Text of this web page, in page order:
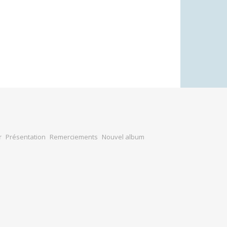
Présentation Remerciements Nouvel album